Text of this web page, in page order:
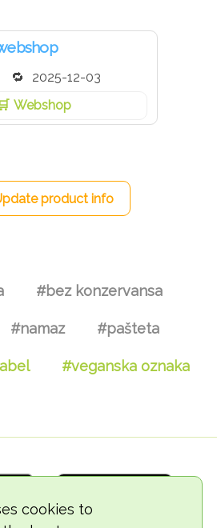
cookies to
2025-12-03
Webshop
product info
#bez konzervansa
#namaz #pašteta
#veganska oznaka